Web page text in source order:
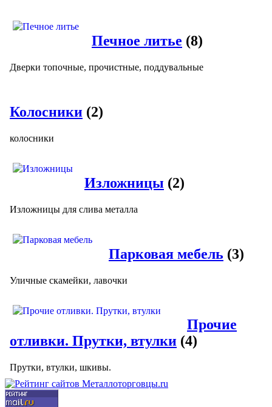
Печное литье (8)
Дверки топочные, прочистные, поддувальные
Колосники (2)
колосники
Изложницы (2)
Изложницы для слива металла
Парковая мебель (3)
Уличные скамейки, лавочки
Прочие
отливки. Прутки, втулки (4)
Прутки, втулки, шкивы.